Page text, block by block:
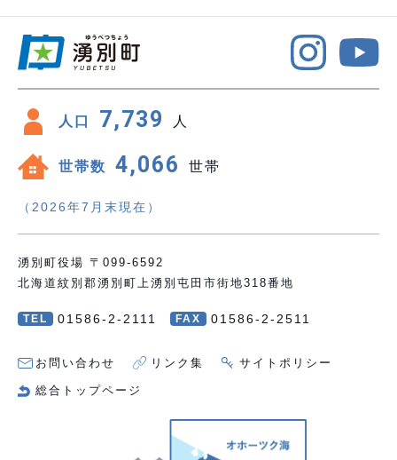
人口 7,739 人
世帯数 4,066 世帯
（2026年7月末現在）
湧別町役場 〒099-6592
北海道紋別郡湧別町上湧別屯田市街地318番地
TEL 01586-2-2111 FAX 01586-2-2511
お問い合わせ リンク集 サイトポリシー
総合トップページ